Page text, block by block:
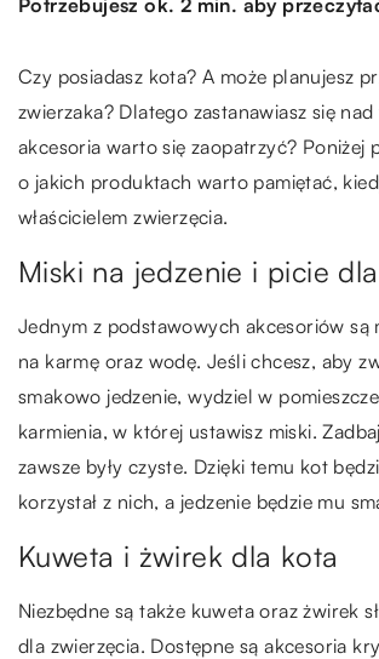
Czy posiadasz kota? A może planujesz
zwierzaka? Dlatego zastanawiasz się
akcesoria warto się zaopatrzyć? Poniżej
o jakich produktach warto pamiętać,
właścicielem zwierzęcia.
Miski na jedzenie i picie
Jednym z podstawowych akcesoriów są
na karmę oraz wodę. Jeśli chcesz, aby
smakowo jedzenie, wydziel w
karmienia, w której ustawisz miski.
zawsze były czyste. Dzięki temu kot
korzystał z nich, a jedzenie będzie mu
Kuweta i żwirek dla kota
Niezbędne są także kuweta oraz żwirek
dla zwierzęcia. Dostępne są akcesoria